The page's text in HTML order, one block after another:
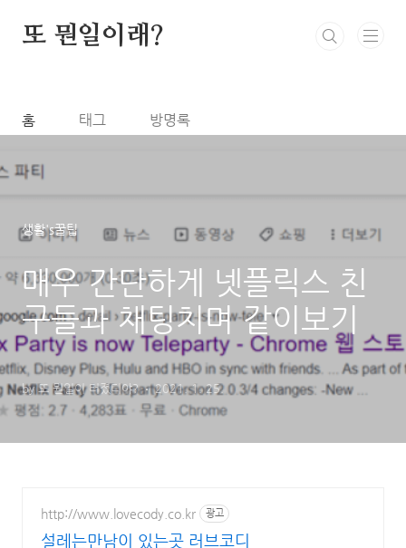
본문 바로가기
또 뭔일이래?
홈 태그 방명록
생활's꿀팁
매우 간단하게 넷플릭스 친
구들과 채팅치며 같이보기
by 또 뭔일이 터졌디야? 2021. 1. 25.
http://www.lovecody.co.kr 광고
설레는만남이 있는곳 러브코디